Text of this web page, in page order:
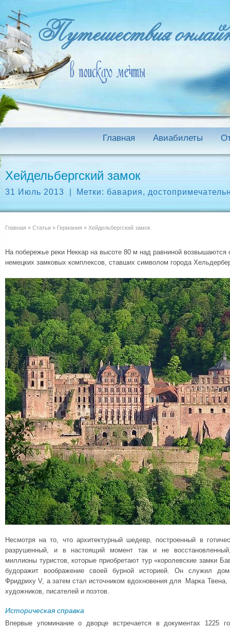
Главная Авиабилеты
Хейдельбергский замок
31 Июль 2013 Метки: бавария,
Главная » Статьи » Германия » Хейдельбергский замок
На побережье реки Неккар на высоте 80 м над равниной
немецких замковых комплексов, ставших символом города
Несмотря на то, что архитектурный шедевр, построенный в
разрушенный, и в настоящий момент так и не
миллионы туристов, которые приобретают тур «королевские замки
будоражит воображение своей бурной историей. Он служил
Фридриху V, а затем стал источником вдохновения для Марка
художников, писателей и поэтов.
Историческая справка
Впервые упоминание о дворце встречается в документах 1225